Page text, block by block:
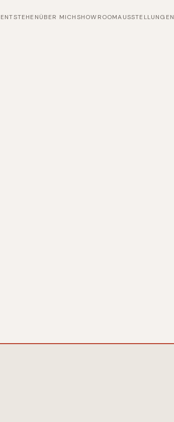
ENTSTEHENÜBER MICHSHOWROOMAUSSTELLUNGEN